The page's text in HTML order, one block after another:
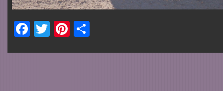
Facebook
TwitterPinterest